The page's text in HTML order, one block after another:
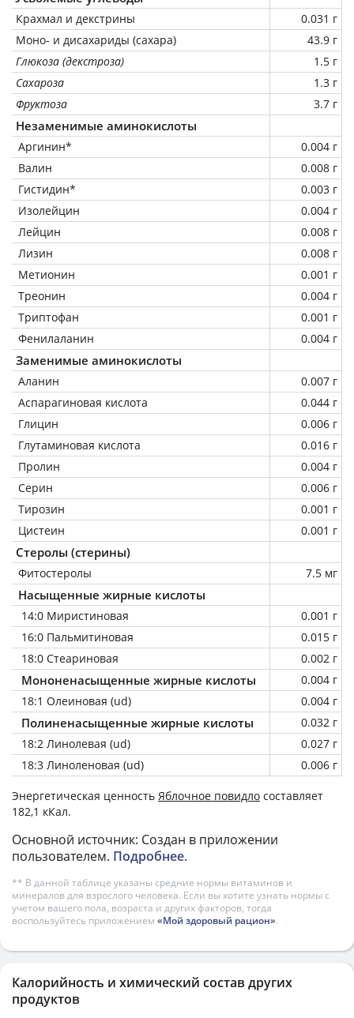
Крахмал и декстрины
0.031 г
Моно- и дисахариды (сахара)
43.9 г
Глюкоза (декстроза)
1.5 г
Сахароза
1.3 г
Фруктоза
3.7 г
Незаменимые аминокислоты
Аргинин*
0.004 г
Валин
0.008 г
Гистидин*
0.003 г
Изолейцин
0.004 г
Лейцин
0.008 г
Лизин
0.008 г
Метионин
0.001 г
Треонин
0.004 г
Триптофан
0.001 г
Фенилаланин
0.004 г
Заменимые аминокислоты
Аланин
0.007 г
Аспарагиновая кислота
0.044 г
Глицин
0.006 г
Глутаминовая кислота
0.016 г
Пролин
0.004 г
Серин
0.006 г
Тирозин
0.001 г
Цистеин
0.001 г
Стеролы (стерины)
Фитостеролы 7.5 мг
Насыщенные жирные кислоты
14:0 Миристиновая
0.001 г
16:0 Пальмитиновая
0.015 г
18:0 Стеариновая
0.002 г
Мононенасыщенные жирные кислоты
0.004 г
18:1 Олеиновая (ud)
0.004 г
Полиненасыщенные жирные кислоты
0.032 г
18:2 Линолевая (ud)
0.027 г
18:3 Линоленовая (ud)
0.006 г
Энергетическая ценность Яблочное повидло составляет
182,1 кКал.
Основной источник: Создан в приложении
пользователем. Подробнее.
** В данной таблице указаны средние нормы витаминов и
минералов для взрослого человека. Если вы хотите узнать нормы с
учетом вашего пола, возраста и других факторов, тогда
воспользуйтесь приложением «Мой здоровый рацион».
Калорийность и химический состав других
продуктов